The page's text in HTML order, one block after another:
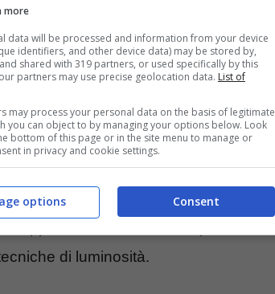
sfuggito agli occhi dei telespettatori.
dove è stato ritrovato il corpo
di luminosità.
more
data will be processed and information from your device
identifiers, and other device data) may be stored by,
shared with 319 partners, or used specifically by this
partners may use precise geolocation data. List of
may process your personal data on the basis of legitimate
you can object to by managing your options below. Look
bottom of this page or in the site menu to manage or
in privacy and cookie settings.
Consent
options